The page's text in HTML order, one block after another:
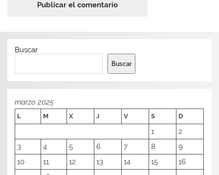
Buscar
Buscar
marzo 2025
L M X J V S D
1
2
3
4 5 6 7 8
9
10
11 12 13 14 15
16